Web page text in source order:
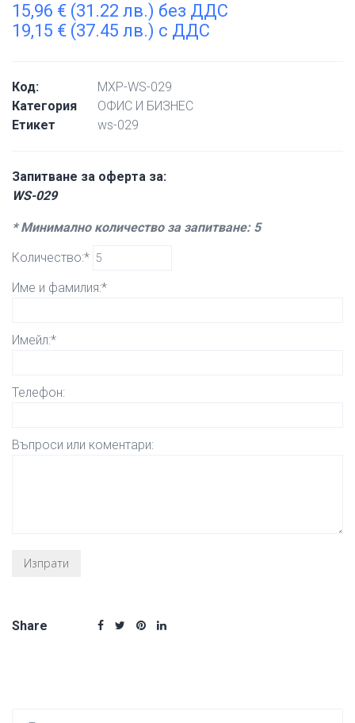
15,96 € (31.22 лв.) без ДДС
19,15 € (37.45 лв.) с ДДС
Код:
MXP-WS-029
Категория
ОФИС И БИЗНЕС
Етикет
ws-029
Запитване за оферта за:
WS-029
* Минимално количество за запитване: 5
Количество:*
Име и фамилия:*
Имейл:*
Телефон:
Въпроси или коментари:
Share